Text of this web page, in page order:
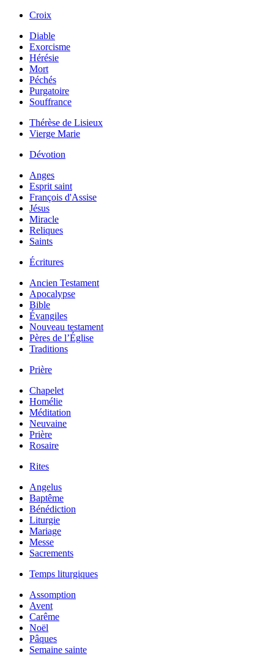
Croix
Diable
Exorcisme
Hérésie
Mort
Péchés
Purgatoire
Souffrance
Thérèse de Lisieux
Vierge Marie
Dévotion
Anges
Esprit saint
François d'Assise
Jésus
Miracle
Reliques
Saints
Écritures
Ancien Testament
Apocalypse
Bible
Évangiles
Nouveau testament
Pères de l’Église
Traditions
Prière
Chapelet
Homélie
Méditation
Neuvaine
Prière
Rosaire
Rites
Angelus
Baptême
Bénédiction
Liturgie
Mariage
Messe
Sacrements
Temps liturgiques
Assomption
Avent
Carême
Noël
Pâques
Semaine sainte